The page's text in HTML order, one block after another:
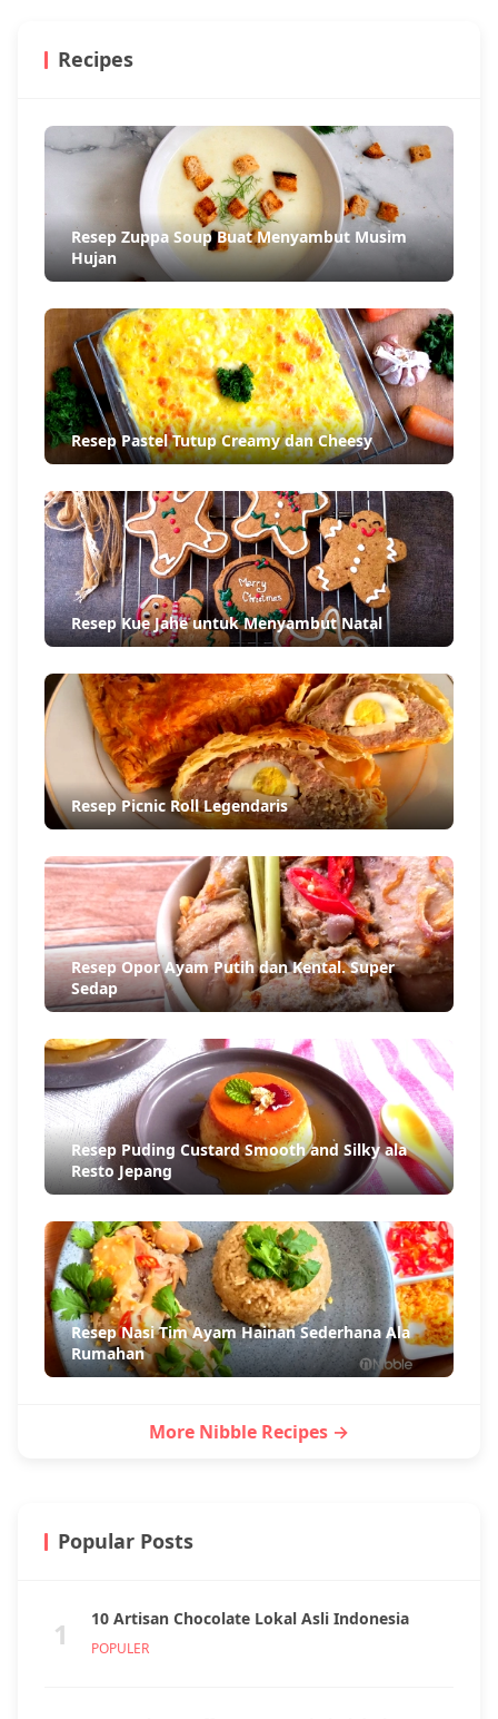
Recipes
Resep Zuppa Soup Buat Menyambut Musim
Hujan
Resep Pastel Tutup Creamy dan Cheesy
Resep Kue Jahe untuk Menyambut Natal
Resep Picnic Roll Legendaris
Resep Opor Ayam Putih dan Kental. Super
Sedap
Resep Puding Custard Smooth and Silky ala
Resto Jepang
Resep Nasi Tim Ayam Hainan Sederhana Ala
Rumahan
More Nibble Recipes →
Popular Posts
1 10 Artisan Chocolate Lokal Asli Indonesia
POPULER